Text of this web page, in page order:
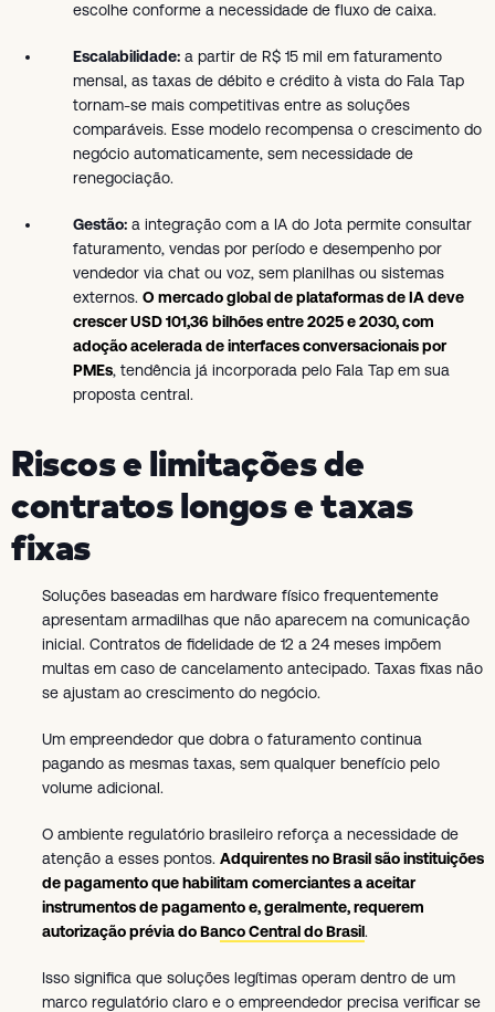
escolhe conforme a necessidade de fluxo de caixa.
Escalabilidade: a partir de R$ 15 mil em faturamento
mensal, as taxas de débito e crédito à vista do Fala Tap
tornam-se mais competitivas entre as soluções
comparáveis. Esse modelo recompensa o crescimento do
negócio automaticamente, sem necessidade de
renegociação.
Gestão: a integração com a IA do Jota permite consultar
faturamento, vendas por período e desempenho por
vendedor via chat ou voz, sem planilhas ou sistemas
externos. O mercado global de plataformas de IA deve
crescer USD 101,36 bilhões entre 2025 e 2030, com
adoção acelerada de interfaces conversacionais por
PMEs, tendência já incorporada pelo Fala Tap em sua
proposta central.
Riscos e limitações de
contratos longos e taxas
fixas
Soluções baseadas em hardware físico frequentemente
apresentam armadilhas que não aparecem na comunicação
inicial. Contratos de fidelidade de 12 a 24 meses impõem
multas em caso de cancelamento antecipado. Taxas fixas não
se ajustam ao crescimento do negócio.
Um empreendedor que dobra o faturamento continua
pagando as mesmas taxas, sem qualquer benefício pelo
volume adicional.
O ambiente regulatório brasileiro reforça a necessidade de
atenção a esses pontos. Adquirentes no Brasil são instituições
de pagamento que habilitam comerciantes a aceitar
instrumentos de pagamento e, geralmente, requerem
autorização prévia do Banco Central do Brasil.
Isso significa que soluções legítimas operam dentro de um
marco regulatório claro e o empreendedor precisa verificar se